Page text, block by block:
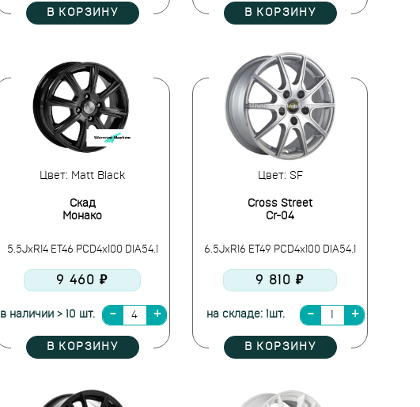
В КОРЗИНУ В КОРЗИНУ
Цвет: Matt Black
Скад
Монако
5.5JxR14 ET46 PCD4x100 DIA54.1
9 460 ₽
в наличии > 10 шт.
В КОРЗИНУ
Цвет: SF
Cross Street
Cr-04
6.5JxR16 ET49 PCD4x100 DIA54.1
9 810 ₽
на складе: 1шт.
В КОРЗИНУ